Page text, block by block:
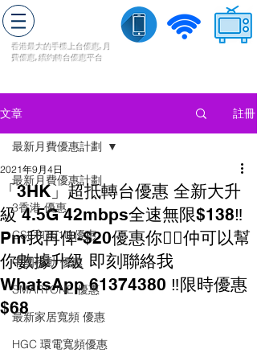
香港最大的手機上台優惠, 月
費優惠,續約轉台優惠平台
文章 註冊
最新月費優惠計劃
3香港 優惠
CSL和1010 優惠
中國移動 優惠
SMARTONE 優惠
最新家居寬頻 優惠
HGC 環電寬頻優惠
最新月費優惠計劃
「3HK」超抵轉台優惠 全新大升
級 4.5G 42mbps全速無限$138‼️
Pm我再俾-$20優惠你✌🏻仲可以幫
你數據升級 即刻聯絡我
WhatsApp 61374380 ‼️限時優惠
$68
2021年9月4日